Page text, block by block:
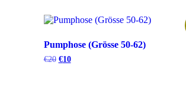
Pumphose (Grösse 50-62)
€20 €10